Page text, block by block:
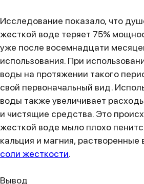
Исследование показало, что
жесткой воде теряет 75%
уже после восемнадцати
использования. При
воды на протяжении такого
свой первоначальный вид.
воды также увеличивает
и чистящие средства. Это
жесткой воде мыло плохо
кальция и магния, растворенные
соли жесткости.
Вывод